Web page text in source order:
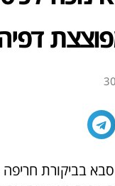
סבא בביקורת